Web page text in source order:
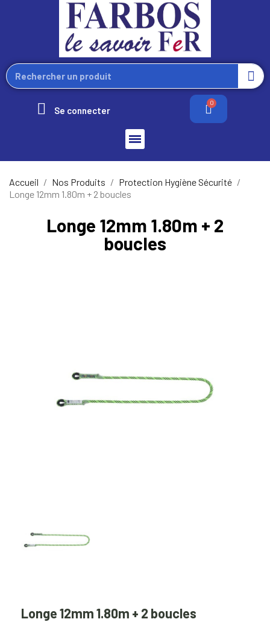
Se connecter
Accueil Nos Produits
Protection Hygiène Sécurité
Longe 12mm 1.80m + 2 boucles
Longe 12mm 1.80m + 2
boucles
Longe 12mm 1.80m + 2 boucles